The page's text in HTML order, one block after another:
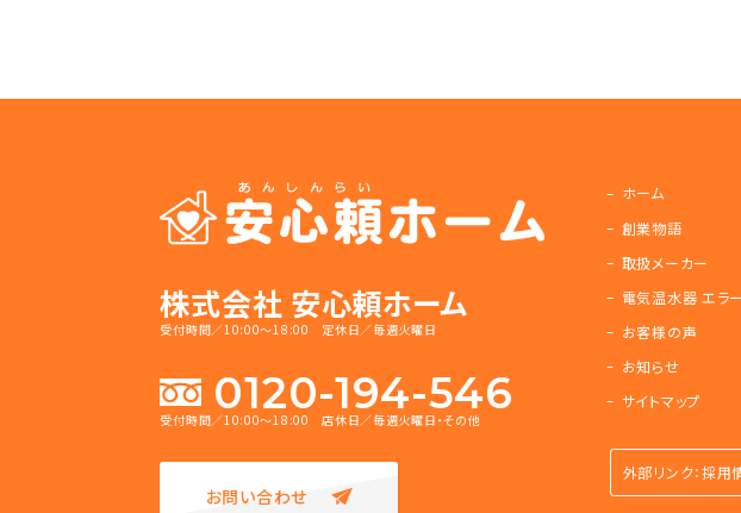
株式会社 安心頼ホーム
受付時間／10:00～18:00 定休日／毎週火曜日
0120-194-546
受付時間／10:00～18:00 店休日／毎週火曜日・その他
お問い合わせ
ホーム
創業物語
取扱メーカー
電気温水器 エラ
お客様の声
お知らせ
サイトマップ
外部リンク：採用